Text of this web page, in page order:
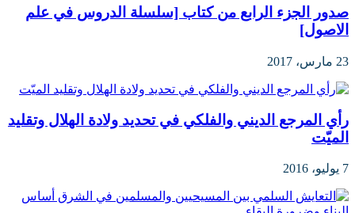
صدور الجزء الرابع من كتاب [سلسلة الدروس في علم
الاصول]
23 مارس، 2017
رأي المرجع الديني والفلكي في تحديد ولادة الهلال وتقليد
الميّت
7 يوليو، 2016